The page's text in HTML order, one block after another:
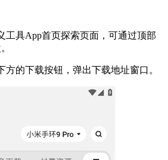
具App首页探索页面，可通过顶部
的下载按钮，弹出下载地址窗口。